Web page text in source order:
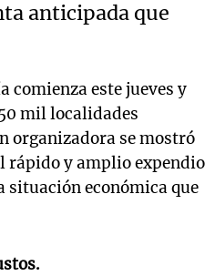
anticipada que
comienza este jueves y
mil localidades
organizadora se mostró
rápido y amplio expendio
situación económica que